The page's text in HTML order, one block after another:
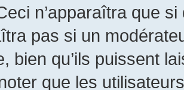
n’apparaîtra que
pas si un
bien qu’ils puissent
que les